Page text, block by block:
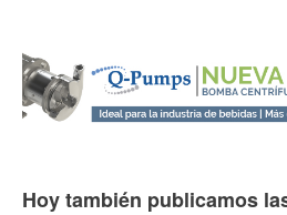
Hoy también publicamos